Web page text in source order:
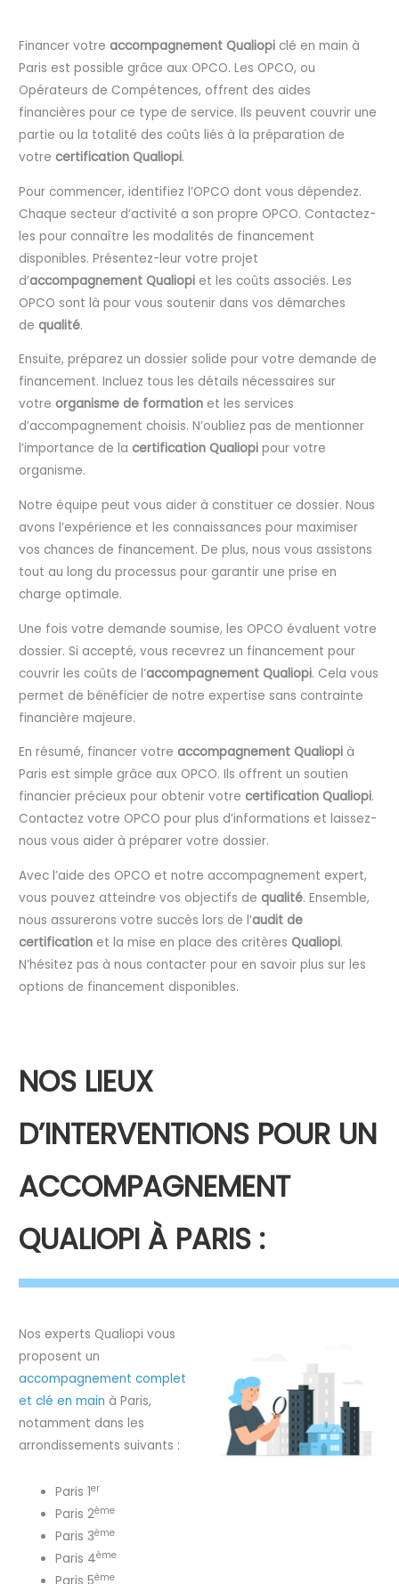
Financer votreaccompagnement Qualiopi clé en main à
Paris est possible grâce aux OPCO. Les OPCO, ou
Opérateurs de Compétences, offrent des aides
financières pour ce type de service. Ils peuvent couvrir une
partie ou la totalité des coûts liés à la préparation de
votrecertification Qualiopi.
Pour commencer, identifiez l’OPCO dont vous dépendez.
Chaque secteur d’activité a son propre OPCO. Contactez-
les pour connaître les modalités de financement
disponibles. Présentez-leur votre projet
d’accompagnement Qualiopi et les coûts associés. Les
OPCO sont là pour vous soutenir dans vos démarches
dequalité.
Ensuite, préparez un dossier solide pour votre demande de
financement. Incluez tous les détails nécessaires sur
votreorganisme de formation et les services
d’accompagnement choisis. N’oubliez pas de mentionner
l’importance de lacertification Qualiopi pour votre
organisme.
Notre équipe peut vous aider à constituer ce dossier. Nous
avons l’expérience et les connaissances pour maximiser
vos chances de financement. De plus, nous vous assistons
tout au long du processus pour garantir une prise en
charge optimale.
Une fois votre demande soumise, les OPCO évaluent votre
dossier. Si accepté, vous recevrez un financement pour
couvrir les coûts de l’accompagnement Qualiopi. Cela vous
permet de bénéficier de notre expertise sans contrainte
financière majeure.
En résumé, financer votreaccompagnement Qualiopi à
Paris est simple grâce aux OPCO. Ils offrent un soutien
financier précieux pour obtenir votrecertification Qualiopi.
Contactez votre OPCO pour plus d’informations et laissez-
nous vous aider à préparer votre dossier.
Avec l’aide des OPCO et notre accompagnement expert,
vous pouvez atteindre vos objectifs dequalité. Ensemble,
nous assurerons votre succès lors de l’audit de
certification et la mise en place des critères Qualiopi.
N’hésitez pas à nous contacter pour en savoir plus sur les
options de financement disponibles.
NOS LIEUX
D’INTERVENTIONS POUR UN
ACCOMPAGNEMENT
QUALIOPI À PARIS :
Nos experts Qualiopi vous
proposent un
accompagnement complet
et clé en main à Paris,
notamment dans les
arrondissements suivants :
Paris 1er
Paris 2ème
Paris 3ème
Paris 4ème
ème